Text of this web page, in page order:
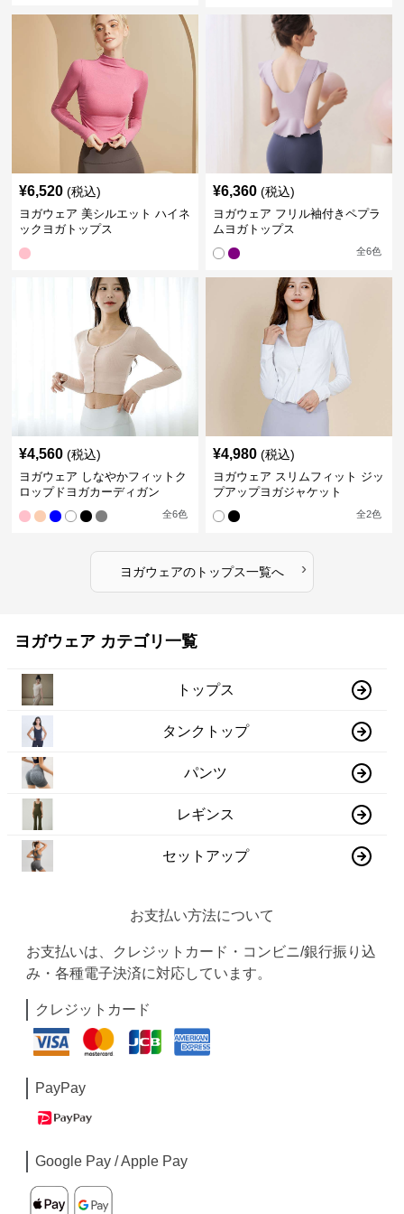
¥6,520 (税込)
ヨガウェア 美シルエット ハイネ
ックヨガトップス
¥6,360 (税込)
ヨガウェア フリル袖付きペプラ
ムヨガトップス
全6色
¥4,560 (税込)
ヨガウェア しなやかフィットク
ロップドヨガカーディガン
全6色
¥4,980 (税込)
ヨガウェア スリムフィット ジッ
プアップヨガジャケット
全2色
ヨガウェアのトップス一覧へ ›
ヨガウェア カテゴリ一覧
トップス
タンクトップ
パンツ
レギンス
セットアップ
お支払い方法について
お支払いは、クレジットカード・コンビニ/銀行振り込
み・各種電子決済に対応しています。
クレジットカード
PayPay
Google Pay / Apple Pay